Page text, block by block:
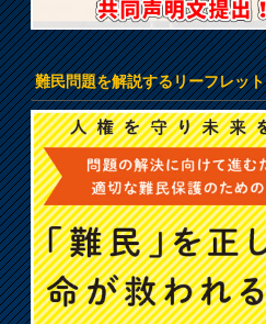
難民問題を解説するリーフレット